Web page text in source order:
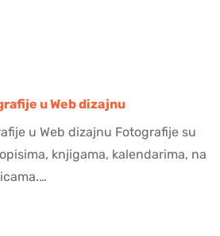
u Web dizajnu
u Web dizajnu Fotografije su
knjigama, kalendarima, na